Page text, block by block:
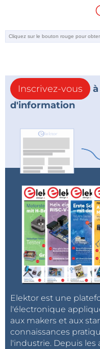
Inscrivez-vous
d'information
Elektor est une
l'électronique
aux makers et aux
connaissances
l'industrie. Depuis les